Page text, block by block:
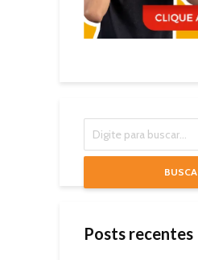
BUSCA
Posts recentes